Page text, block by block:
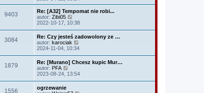
o
s
n
o
s
z
y
t
n
n
o
z
y
t
ś
w
e
l
n
j
n
o
s
9403
Re: [A32] Tempomat nie robi...
autor: Zibi05
y
i
e
t
l
n
j
n
w
2022-10-17, 10:38
3084
Re: Czy jesteś zadowolony ze …
autor: karociak
y
i
e
t
l
2024-11-04, 10:34
1879
Re: [Murano] Chcesz kupic Mur…
autor: PFA
y
i
2023-08-24, 13:54
1556
ogrzewanie